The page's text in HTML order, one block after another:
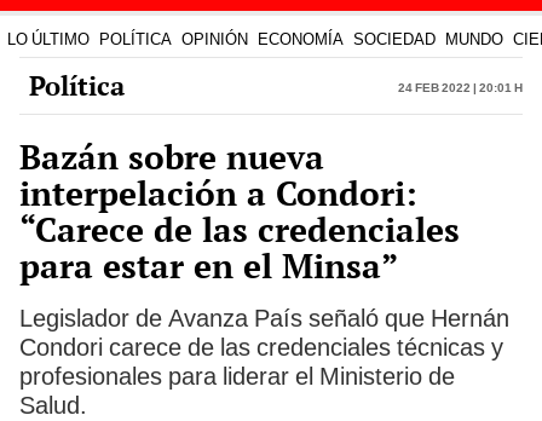
LO ÚLTIMO POLÍTICA OPINIÓN ECONOMÍA SOCIEDAD MUNDO
Política 24 Feb 2022 | 20:01 h
Bazán sobre nueva
interpelación a Condori:
“Carece de las credenciales
para estar en el Minsa”
Legislador de Avanza País señaló que Hernán
Condori carece de las credenciales técnicas y
profesionales para liderar el Ministerio de
Salud.